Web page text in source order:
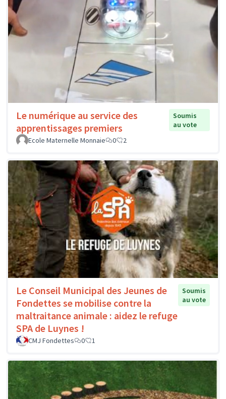
Le numérique au service des
apprentissages premiers
Soumis
au vote
Ecole Maternelle Monnaie
0 2
Le Conseil Municipal des Jeunes de
Fondettes se mobilise contre la
maltraitance animale : aidez le refuge
SPA de Luynes !
Soumis
au vote
CMJ Fondettes 0 1